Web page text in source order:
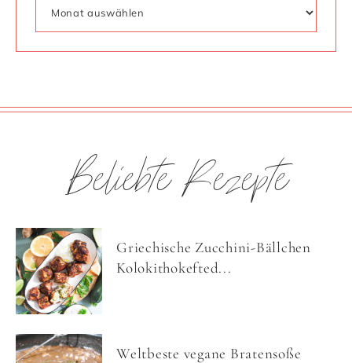
Beliebte Rezepte
Griechische Zucchini-Bällchen
Kolokithokefted...
Weltbeste vegane Bratensoße